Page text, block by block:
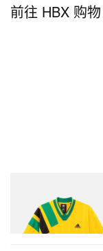
前往 HBX 购物
Adidas Originals X Brain
Dead Disney Football
立刻购入